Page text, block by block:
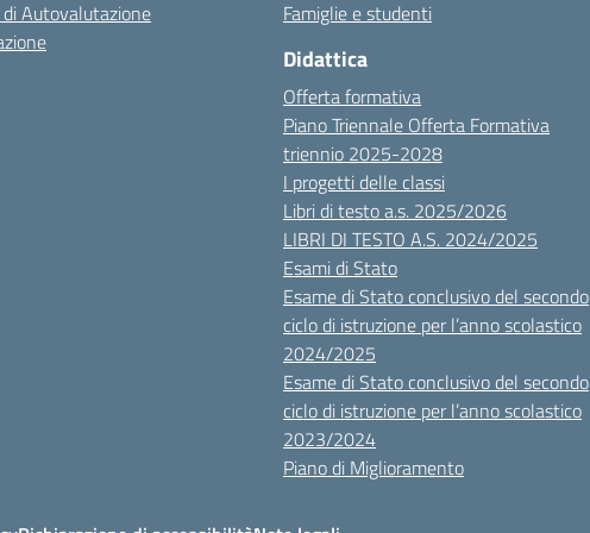
Autovalutazione
Famiglie e studenti
Didattica
Offerta formativa
Piano Triennale Offerta Formativa
triennio 2025-2028
I progetti delle classi
Libri di testo a.s. 2025/2026
LIBRI DI TESTO A.S. 2024/2025
Esami di Stato
Esame di Stato conclusivo del secondo
ciclo di istruzione per l’anno scolastico
2024/2025
Esame di Stato conclusivo del secondo
ciclo di istruzione per l’anno scolastico
2023/2024
Piano di Miglioramento